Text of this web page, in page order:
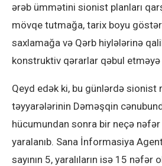
ərəb ümmətini sionist planları
mövqe tutmağa, tarix boyu
saxlamağa və Qərb hiylələrinə
konstruktiv qərarlar qəbul etməyə
Qeyd edək ki, bu günlərdə sionist
təyyarələrinin Dəməşqin
hücumundan sonra bir neçə
yaralanıb. Sana İnformasiya
sayının 5, yaralıların isə 15 nəfər